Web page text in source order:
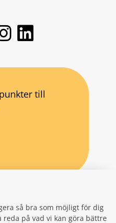
så bra som möjligt för dig
reda på vad vi kan göra bättre
till